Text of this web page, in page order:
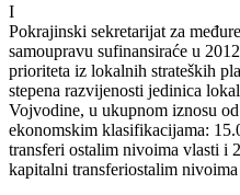
I
Pokrajinski sekretarijat za
samoupravu sufinansiraće u
prioriteta iz lokalnih strateških
stepena razvijenosti jedinica
Vojvodine, u ukupnom iznosu
ekonomskim klasifikacijama:
transferi ostalim nivoima vlasti i
kapitalni transferiostalim